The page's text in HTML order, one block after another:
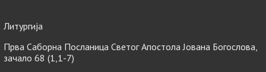
Литургија
Прва Саборна Посланица Светог Апостола Јована Богослова,
зачало 68 (1,1-7)